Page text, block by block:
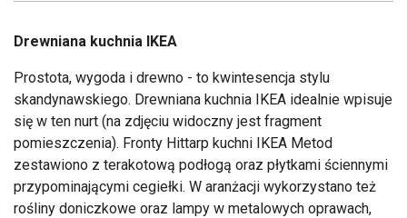
Drewniana kuchnia IKEA
Prostota, wygoda i drewno - to kwintesencja stylu
skandynawskiego. Drewniana kuchnia IKEA idealnie wpisuje
się w ten nurt (na zdjęciu widoczny jest fragment
pomieszczenia). Fronty Hittarp kuchni IKEA Metod
zestawiono z terakotową podłogą oraz płytkami ściennymi
przypominającymi cegiełki. W aranżacji wykorzystano też
rośliny doniczkowe oraz lampy w metalowych oprawach,